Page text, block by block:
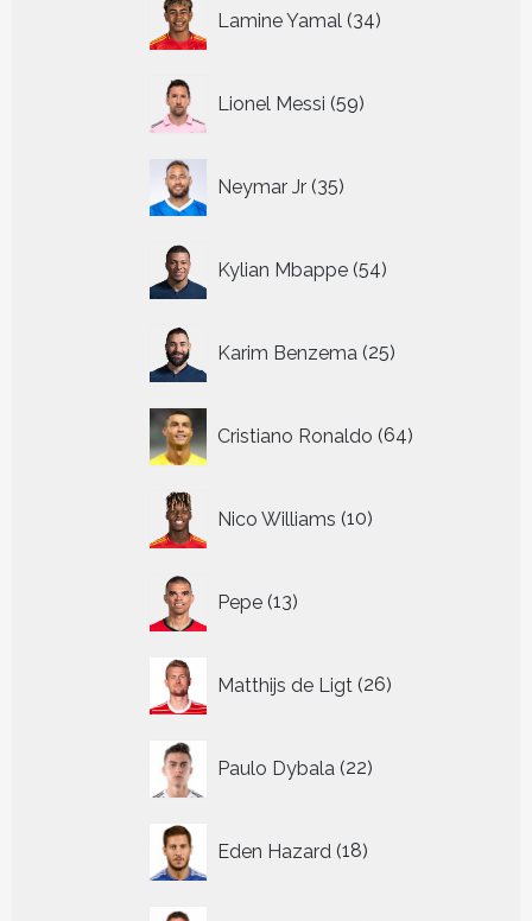
Lamine Yamal 34
producten
Lionel Messi 59
producten
Neymar Jr 35
producten
Kylian Mbappe 54
producten
Karim Benzema 25
producten
Cristiano Ronaldo 64
producten
Nico Williams 10
producten
Pepe 13
producten
Matthijs de Ligt 26
producten
Paulo Dybala 22
producten
Eden Hazard 18
producten